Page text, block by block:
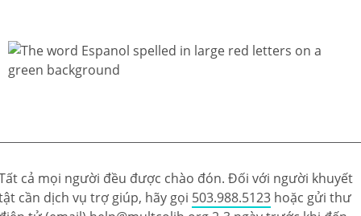
cả mọi người đều được chào đón. Đối với người khuyết
cần dịch vụ trợ giúp, hãy gọi 503.988.5123 hoặc gửi thư